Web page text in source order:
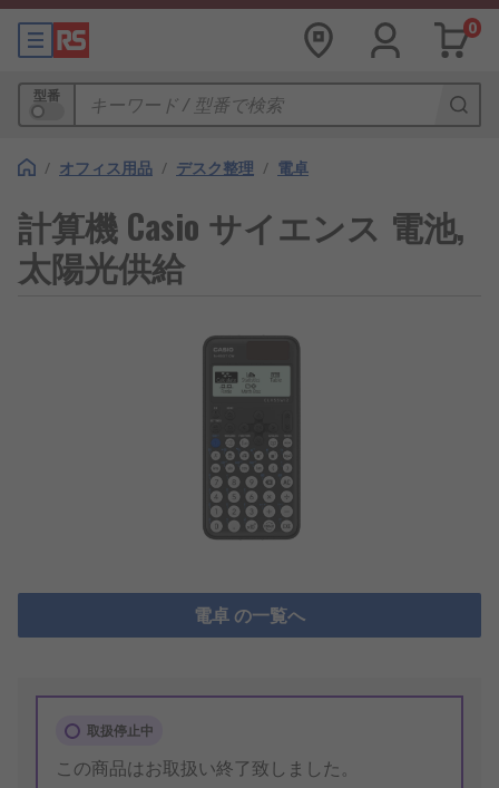
0
型番
/ オフィス用品 / デスク整理 / 電卓
計算機 Casio サイエンス 電池,
太陽光供給
電卓 の一覧へ
取扱停止中
この商品はお取扱い終了致しました。